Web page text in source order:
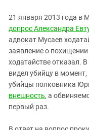
21 января 2013 года в
допрос Александра
адвокат Мусаев
заявление о
ходатайстве отказал.
видел убийцу в
убийцы полковника
внешность, а
первый раз.